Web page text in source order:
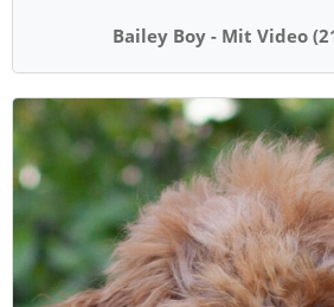
Bailey Boy - Mit Video